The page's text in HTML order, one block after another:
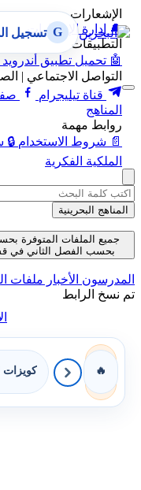
الإشعارات
🔔 إدارة الإشعارات
التطبيقات
🤖 تحميل تطبيق أندرويد
التواصل الاجتماعي |
قناة تيليجرام
المناهج
روابط مهمة
📄 شروط الاستخدام 🔒
الملكية الفكرية
G تسجيل
المناهج البحرينية
جميع الملفات المتوفرة
بحسب الفصل الثاني في قسم
المدرسون الأخبار ملفات
تم نسخ الرابط
🔥 كويزات